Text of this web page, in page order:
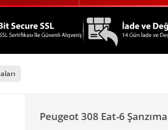
Peugeot 308 Eat-6